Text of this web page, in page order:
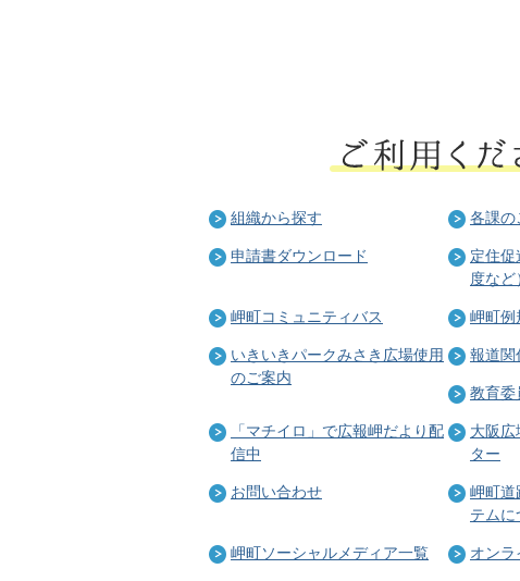
組織から探す 各課の
申請書ダウンロード
定住促
度など
岬町コミュニティバス 岬町例
いきいきパークみさき広場使用
のご案内
報道関
教育委
「マチイロ」で広報岬だより配
信中
大阪広
ター
お問い合わせ
岬町道
テムに
岬町ソーシャルメディア一覧 オンラ